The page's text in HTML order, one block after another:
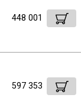
448 001
597 353